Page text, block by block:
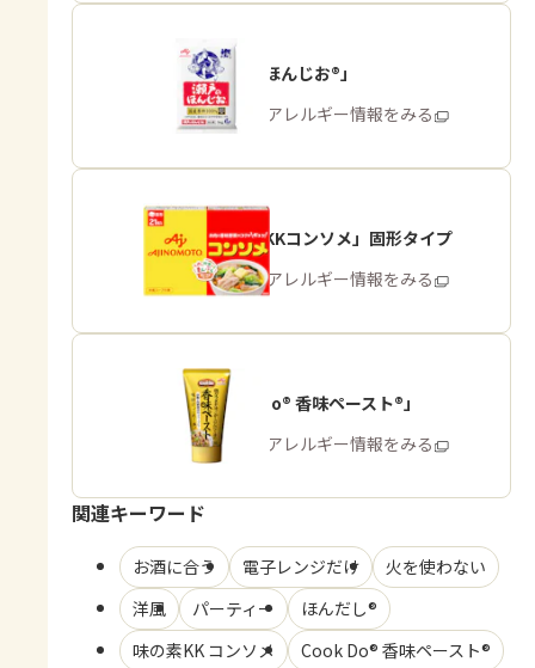
「瀬戸のほんじお®」
商品・アレルギー情報をみる
「味の素KKコンソメ」固形タイプ
商品・アレルギー情報をみる
「Cook Do® 香味ペースト®」
商品・アレルギー情報をみる
関連キーワード
お酒に合う 電子レンジだけ
火を使わない
洋風
パーティー
ほんだし®
味の素KK コンソメ
Cook Do® 香味ペースト®